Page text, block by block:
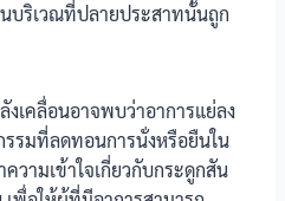
นบริเวณที่ปลายประสาทนั้นถูก
เคลื่อนอาจพบว่าอาการแย่ลง
รรมที่ลดทอนการนั่งหรือยืนใน
วามเข้าใจเกี่ยวกับกระดูกสัน